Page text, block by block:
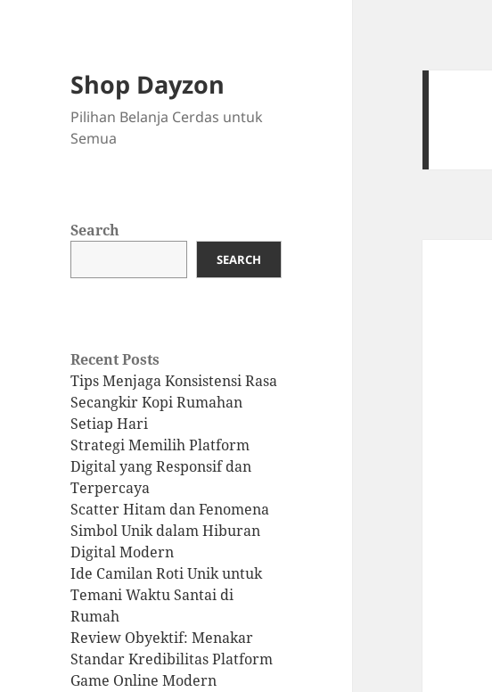
Shop Dayzon
Pilihan Belanja Cerdas untuk
Semua
Search
SEARCH
Recent Posts
Tips Menjaga Konsistensi Rasa
Secangkir Kopi Rumahan
Setiap Hari
Strategi Memilih Platform
Digital yang Responsif dan
Terpercaya
Scatter Hitam dan Fenomena
Simbol Unik dalam Hiburan
Digital Modern
Ide Camilan Roti Unik untuk
Temani Waktu Santai di
Rumah
Review Obyektif: Menakar
Standar Kredibilitas Platform
Game Online Modern